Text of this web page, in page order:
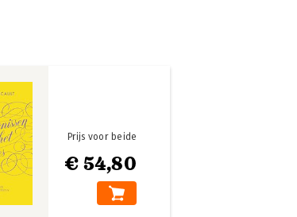
€ 54,80
Prijs voor beide